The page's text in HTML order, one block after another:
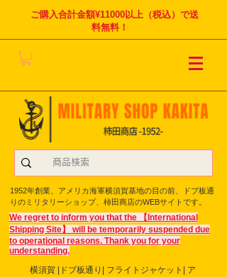
ご購入合計金額¥11000以上（税込）で送
料無料！
1952年創業、アメリカ海軍横須賀基地の目の前、ドブ板通
りのミリタリーショップ、柿田商店のWEBサイトです。
We regret to inform you that the 【International
Shipping Site】 will be temporarily suspended due
to operational reasons. Thank you for your
understanding.
横須賀 |ドブ板通り| フライト ジャケット| ア